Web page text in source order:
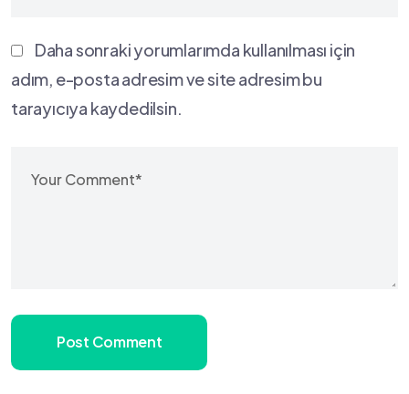
Daha sonraki yorumlarımda kullanılması için
adım, e-posta adresim ve site adresim bu
tarayıcıya kaydedilsin.
Post Comment